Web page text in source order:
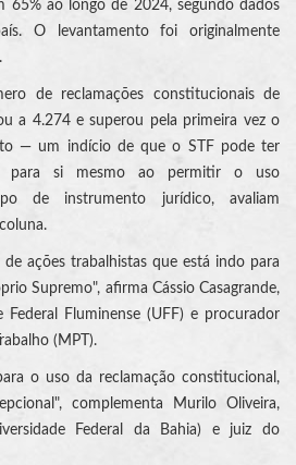
65% ao longo de 2024, segundo dados
O levantamento foi originalmente
de reclamações constitucionais de
a 4.274 e superou pela primeira vez o
— um indício de que o STF pode ter
para si mesmo ao permitir o uso
de instrumento jurídico, avaliam
de ações trabalhistas que está indo para
Supremo", afirma Cássio Casagrande,
Federal Fluminense (UFF) e procurador
(MPT).
o uso da reclamação constitucional,
complementa Murilo Oliveira,
Federal da Bahia) e juiz do